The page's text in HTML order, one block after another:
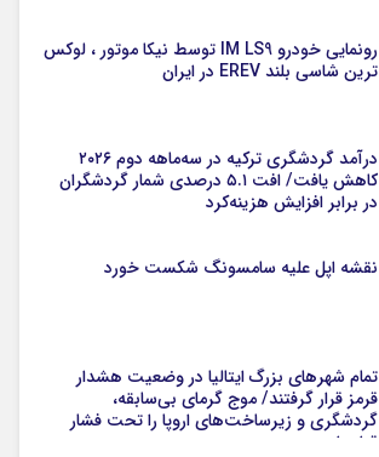
رونمایی خودرو IM LS9 توسط نیکا موتور ، لوکس
ترین شاسی بلند EREV در ایران
درآمد گردشگری ترکیه در سه‌ماهه دوم ۲۰۲۶
کاهش یافت/ افت ۵.۱ درصدی شمار گردشگران
در برابر افزایش هزینه‌کرد
نقشه اپل علیه سامسونگ شکست خورد
تمام شهرهای بزرگ ایتالیا در وضعیت هشدار
قرمز قرار گرفتند/ موج گرمای بی‌سابقه،
گردشگری و زیرساخت‌های اروپا را تحت فشار
قرار داد